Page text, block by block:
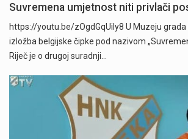
Suvremena umjetnost niti privlači
https://youtu.be/zOgdGqUily8 U Muzeju
izložba belgijske čipke pod nazivom
Riječ je o drugoj suradnji…